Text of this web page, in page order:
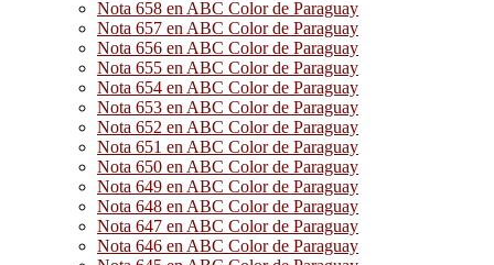
Nota 658 en ABC Color de Paraguay
Nota 657 en ABC Color de Paraguay
Nota 656 en ABC Color de Paraguay
Nota 655 en ABC Color de Paraguay
Nota 654 en ABC Color de Paraguay
Nota 653 en ABC Color de Paraguay
Nota 652 en ABC Color de Paraguay
Nota 651 en ABC Color de Paraguay
Nota 650 en ABC Color de Paraguay
Nota 649 en ABC Color de Paraguay
Nota 648 en ABC Color de Paraguay
Nota 647 en ABC Color de Paraguay
Nota 646 en ABC Color de Paraguay